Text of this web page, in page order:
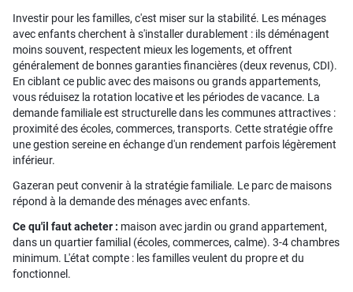
Investir pour les familles, c'est miser sur la stabilité. Les ménages
avec enfants cherchent à s'installer durablement : ils déménagent
moins souvent, respectent mieux les logements, et offrent
généralement de bonnes garanties financières (deux revenus, CDI).
En ciblant ce public avec des maisons ou grands appartements,
vous réduisez la rotation locative et les périodes de vacance. La
demande familiale est structurelle dans les communes attractives :
proximité des écoles, commerces, transports. Cette stratégie offre
une gestion sereine en échange d'un rendement parfois légèrement
inférieur.
Gazeran peut convenir à la stratégie familiale. Le parc de maisons
répond à la demande des ménages avec enfants.
Ce qu'il faut acheter : maison avec jardin ou grand appartement,
dans un quartier familial (écoles, commerces, calme). 3-4 chambres
minimum. L'état compte : les familles veulent du propre et du
fonctionnel.